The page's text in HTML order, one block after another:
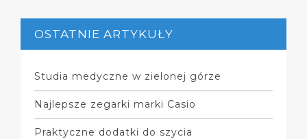
OSTATNIE ARTYKUŁY
Studia medyczne w zielonej górze
Najlepsze zegarki marki Casio
Praktyczne dodatki do szycia